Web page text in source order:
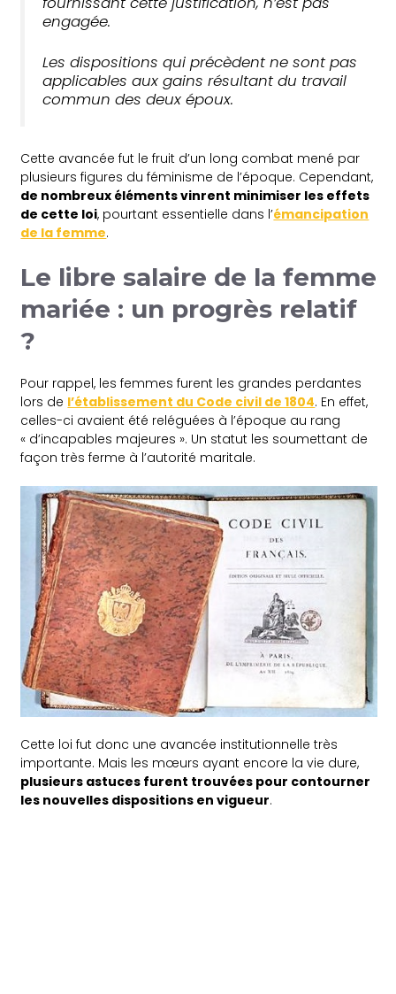
engagée.
Les dispositions qui précèdent ne sont pas
applicables aux gains résultant du travail
commun des deux époux.
Cette avancée fut le fruit d’un long combat mené par
plusieurs figures du féminisme de l’époque. Cependant,
de nombreux éléments vinrent minimiser les effets
de cette loi, pourtant essentielle dans l’émancipation
de la femme.
Le libre salaire de la femme
mariée : un progrès relatif
?
Pour rappel, les femmes furent les grandes perdantes
lors de l’établissement du Code civil de 1804. En effet,
celles-ci avaient été reléguées à l’époque au rang
« d’incapables majeures ». Un statut les soumettant de
façon très ferme à l’autorité maritale.
Cette loi fut donc une avancée institutionnelle très
importante. Mais les mœurs ayant encore la vie dure,
plusieurs astuces furent trouvées pour contourner
les nouvelles dispositions en vigueur.